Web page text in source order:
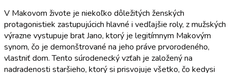
V Makovom živote je niekoľko dôležitých ženských
protagonistiek zastupujúcich hlavné i vedľajšie roly, z mužských
výrazne vystupuje brat Jano, ktorý je legitímnym Makovým
synom, čo je demonštrované na jeho práve prvorodeného,
vlastniť dom. Tento súrodenecký vzťah je založený na
nadradenosti staršieho, ktorý si prisvojuje všetko, čo kedysi